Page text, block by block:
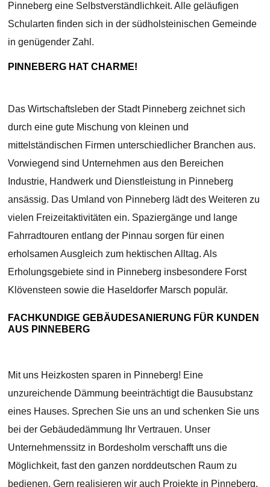
Pinneberg eine Selbstverständlichkeit. Alle geläufigen
Schularten finden sich in der südholsteinischen Gemeinde
in genügender Zahl.
PINNEBERG HAT CHARME!
Das Wirtschaftsleben der Stadt Pinneberg zeichnet sich
durch eine gute Mischung von kleinen und
mittelständischen Firmen unterschiedlicher Branchen aus.
Vorwiegend sind Unternehmen aus den Bereichen
Industrie, Handwerk und Dienstleistung in Pinneberg
ansässig. Das Umland von Pinneberg lädt des Weiteren zu
vielen Freizeitaktivitäten ein. Spaziergänge und lange
Fahrradtouren entlang der Pinnau sorgen für einen
erholsamen Ausgleich zum hektischen Alltag. Als
Erholungsgebiete sind in Pinneberg insbesondere Forst
Klövensteen sowie die Haseldorfer Marsch populär.
FACHKUNDIGE GEBÄUDESANIERUNG FÜR KUNDEN
AUS PINNEBERG
Mit uns Heizkosten sparen in Pinneberg! Eine
unzureichende Dämmung beeinträchtigt die Bausubstanz
eines Hauses. Sprechen Sie uns an und schenken Sie uns
bei der Gebäudedämmung Ihr Vertrauen. Unser
Unternehmenssitz in Bordesholm verschafft uns die
Möglichkeit, fast den ganzen norddeutschen Raum zu
bedienen. Gern realisieren wir auch Projekte in Pinneberg.